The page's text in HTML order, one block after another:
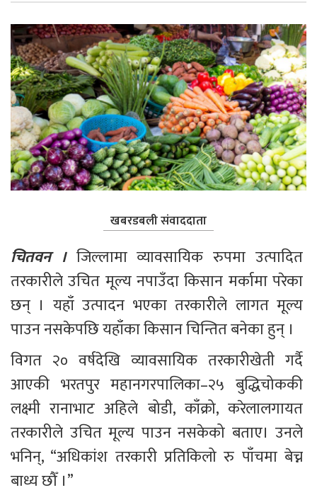
खबरडबली संवाददाता
चितवन । जिल्लामा व्यावसायिक रुपमा उत्पादित
तरकारीले उचित मूल्य नपाउँदा किसान मर्कामा परेका
छन् । यहाँ उत्पादन भएका तरकारीले लागत मूल्य
पाउन नसकेपछि यहाँका किसान चिन्तित बनेका हुन् ।
विगत २० वर्षदेखि व्यावसायिक तरकारीखेती गर्दै
आएकी भरतपुर महानगरपालिका–२५ बुद्धिचोककी
लक्ष्मी रानाभाट अहिले बोडी, काँक्रो, करेलालगायत
तरकारीले उचित मूल्य पाउन नसकेको बताए। उनले
भनिन्, “अधिकांश तरकारी प्रतिकिलो रु पाँचमा बेच्न
बाध्य छौँ ।”